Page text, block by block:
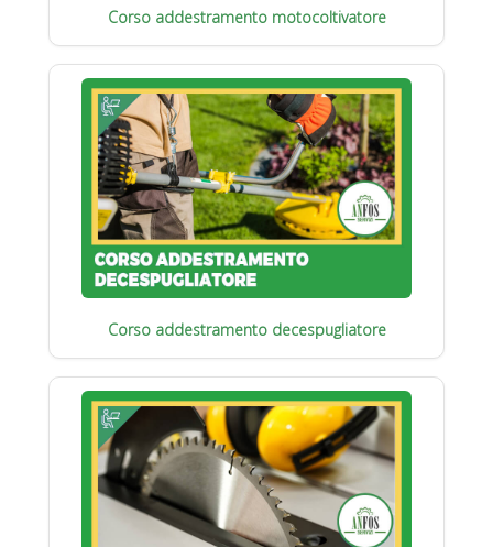
Corso addestramento motocoltivatore
Corso addestramento decespugliatore